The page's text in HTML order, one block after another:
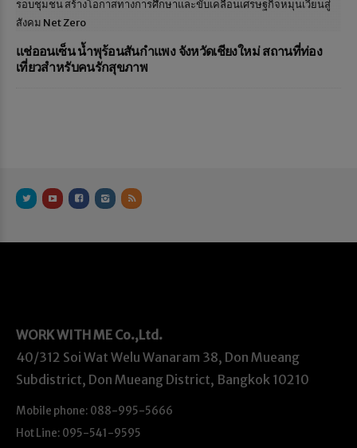
แช่ออนเซ็น น้ำพุร้อนสันกำแพง จังหวัดเชียงใหม่ สถานที่ท่อง
เที่ยวสำหรับคนรักสุขภาพ
WORK WITH ME Co.,Ltd.
40/312 Soi Wat Welu Wanaram 38, Don Mueang
Subdistrict, Don Mueang District, Bangkok 10210
Mobile phone: 088-995-5666
Hot Line: 095-541-9595